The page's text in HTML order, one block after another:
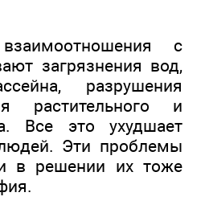
с
загрязнения вод,
разрушения
растительного и
Все это ухудшает
Эти проблемы
в решении их тоже